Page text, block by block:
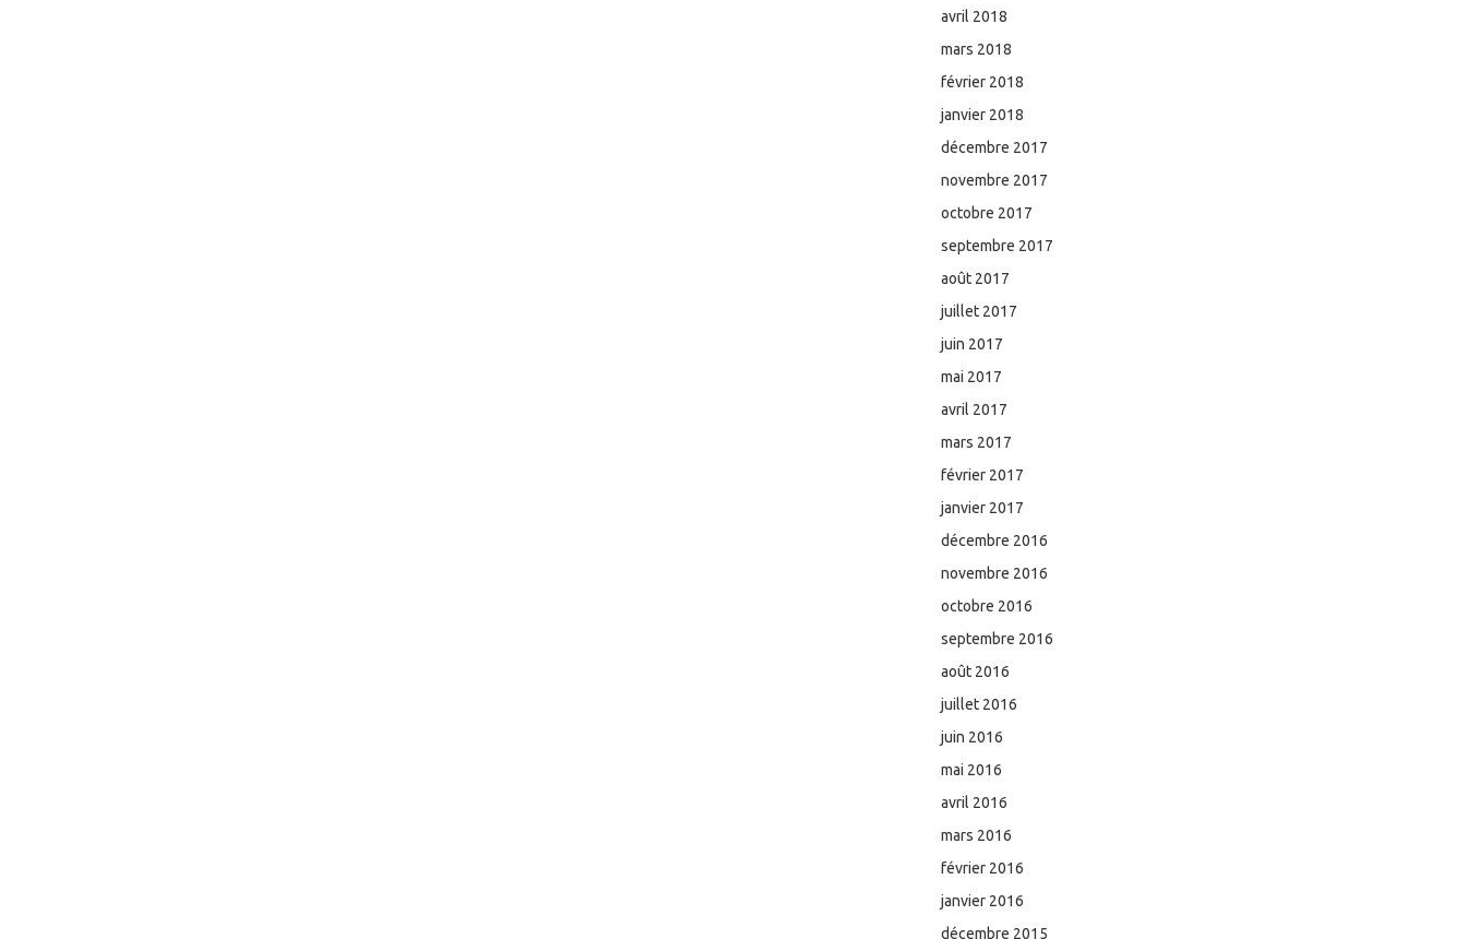
avril 2018
mars 2018
février 2018
janvier 2018
décembre 2017
novembre 2017
octobre 2017
septembre 2017
août 2017
juillet 2017
juin 2017
mai 2017
avril 2017
mars 2017
février 2017
janvier 2017
décembre 2016
novembre 2016
octobre 2016
septembre 2016
août 2016
juillet 2016
juin 2016
mai 2016
avril 2016
mars 2016
février 2016
janvier 2016
décembre 2015